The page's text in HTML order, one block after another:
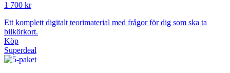
1 700 kr
Ett komplett digitalt teorimaterial med frågor för dig som ska ta
bilkörkort.
Köp
Superdeal